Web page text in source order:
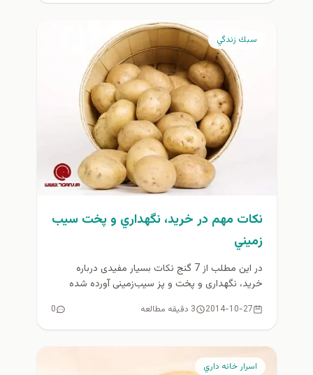
سبك زندگي
نكات مهم در خريد، نگهداري و پخت سيب
زميني
در این مطلب از 7 گنج نکات بسیار مفیدی درباره
خريد، نگهداری و پخت و پز سیب‌زمینی آورده شده
2014-10-27 3 دقیقه مطالعه 0
اسرار خانه داري